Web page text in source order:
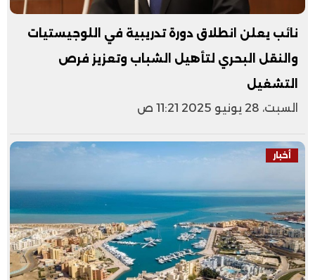
نائب يعلن انطلاق دورة تدريبية في اللوجيستيات
والنقل البحري لتأهيل الشباب وتعزيز فرص
التشغيل
السبت، 28 يونيو 2025 11:21 ص
أخبار